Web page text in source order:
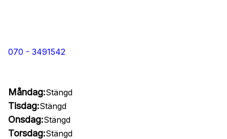
070 - 3491542
Måndag:Stängd
Tisdag:Stängd
Onsdag:Stängd
Torsdag:Stängd